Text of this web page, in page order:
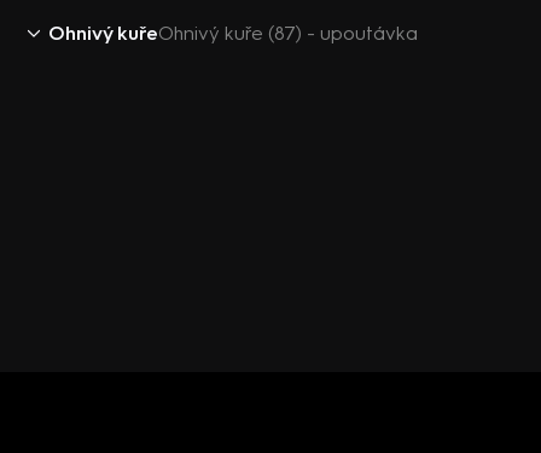
Ohnivý kuřeOhnivý kuře (87) - upoutávka